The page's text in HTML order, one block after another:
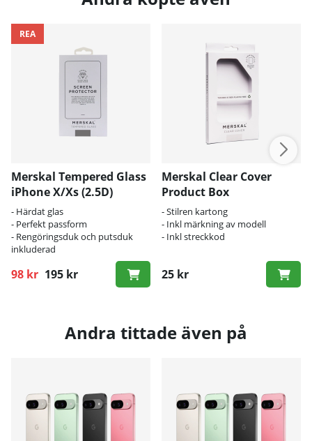
REA
Merskal Tempered Glass
iPhone X/Xs (2.5D)
- Härdat glas
- Perfekt passform
- Rengöringsduk och putsduk
inkluderad
98 kr 195 kr
Ordinarie pris:
Merskal Clear Cover
Product Box
- Stilren kartong
- Inkl märkning av modell
- Inkl streckkod
25 kr
Andra tittade även på